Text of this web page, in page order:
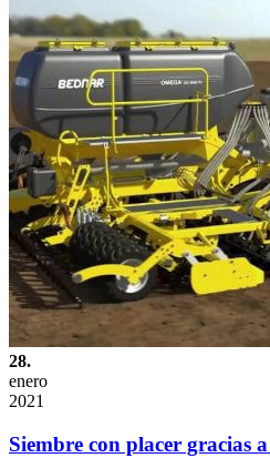
28.
enero
2021
Siembre con placer gracias